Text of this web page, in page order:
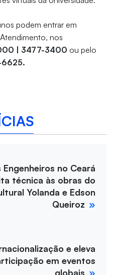
podem entrar em
nos
| 3477-3400 ou pelo
no Ceará
técnica às obras do
Yolanda e Edson
Queiroz
e eleva
em eventos
globais